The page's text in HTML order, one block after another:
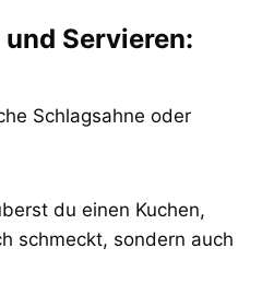
Servieren:
Schlagsahne oder
du einen Kuchen,
schmeckt, sondern auch